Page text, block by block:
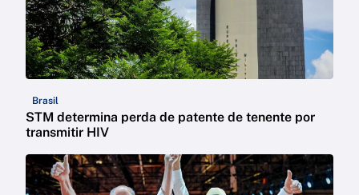
Brasil
STM determina perda de patente de tenente por
transmitir HIV